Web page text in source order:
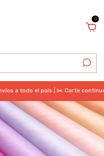
0
el país | ✂️ Corte continuo |